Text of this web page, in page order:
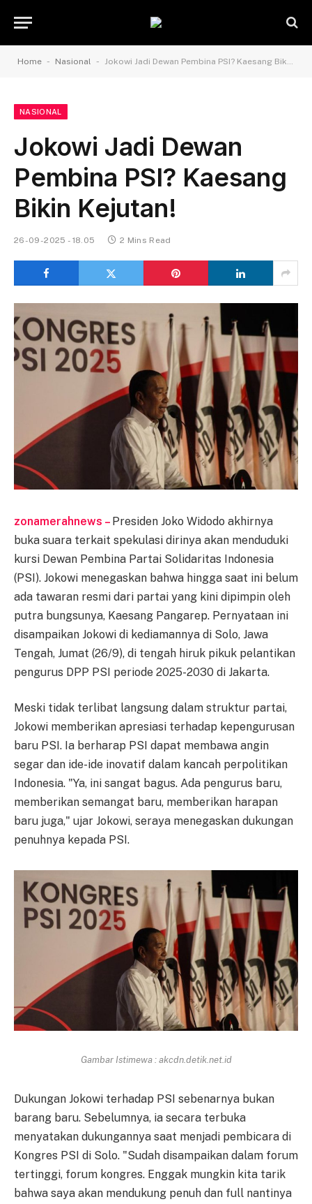
Home - Nasional - Jokowi Jadi Dewan Pembina PSI? Kaesang Bikin Kejutan!
NASIONAL
Jokowi Jadi Dewan
Pembina PSI? Kaesang
Bikin Kejutan!
26-09-2025 - 18.05 2 Mins Read
zonamerahnews – Presiden Joko Widodo akhirnya
buka suara terkait spekulasi dirinya akan menduduki
kursi Dewan Pembina Partai Solidaritas Indonesia
(PSI). Jokowi menegaskan bahwa hingga saat ini belum
ada tawaran resmi dari partai yang kini dipimpin oleh
putra bungsunya, Kaesang Pangarep. Pernyataan ini
disampaikan Jokowi di kediamannya di Solo, Jawa
Tengah, Jumat (26/9), di tengah hiruk pikuk pelantikan
pengurus DPP PSI periode 2025-2030 di Jakarta.
Meski tidak terlibat langsung dalam struktur partai,
Jokowi memberikan apresiasi terhadap kepengurusan
baru PSI. Ia berharap PSI dapat membawa angin
segar dan ide-ide inovatif dalam kancah perpolitikan
Indonesia. "Ya, ini sangat bagus. Ada pengurus baru,
memberikan semangat baru, memberikan harapan
baru juga," ujar Jokowi, seraya menegaskan dukungan
penuhnya kepada PSI.
Gambar Istimewa : akcdn.detik.net.id
Dukungan Jokowi terhadap PSI sebenarnya bukan
barang baru. Sebelumnya, ia secara terbuka
menyatakan dukungannya saat menjadi pembicara di
Kongres PSI di Solo. "Sudah disampaikan dalam forum
tertinggi, forum kongres. Enggak mungkin kita tarik
bahwa saya akan mendukung penuh dan full nantinya